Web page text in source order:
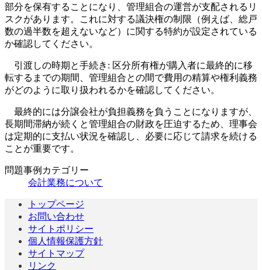
部分を保有することになり、管理組合の運営が支配されるリ
スクがあります。これに対する議決権の制限（例えば、総戸
数の過半数を超えないなど）に関する特約が設定されている
か確認してください。
引渡しの時期と手続き: 区分所有権が購入者に最終的に移
転するまでの期間、管理組合との間で費用の精算や権利義務
がどのように取り扱われるかを確認してください。
最終的には分譲会社が負担義務を負うことになりますが、
長期間滞納が続くと管理組合の財政を圧迫するため、理事会
は定期的に支払い状況を確認し、必要に応じて請求を続ける
ことが重要です。
問題事例カテゴリー
会計業務について
トップページ
お問い合わせ
サイトポリシー
個人情報保護方針
サイトマップ
リンク